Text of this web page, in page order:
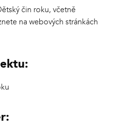
čin roku, včetně
na webových stránkách